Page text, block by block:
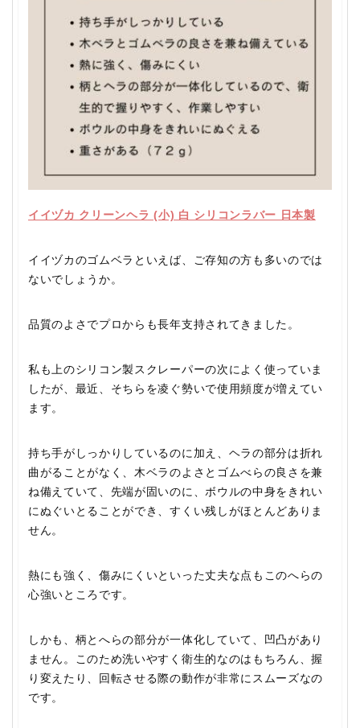
イイヅカ クリーンヘラ (小) 白 シリコンラバー 日本製
イイヅカのゴムベラといえば、ご存知の方も多いのでは
ないでしょうか。
品質のよさでプロからも長年支持されてきました。
私も上のシリコン製スクレーパーの次によく使っていま
したが、最近、そちらを凌ぐ勢いで使用頻度が増えてい
ます。
持ち手がしっかりしているのに加え、ヘラの部分は折れ
曲がることがなく、木ベラのよさとゴムべらの良さを兼
ね備えていて、先端が固いのに、ボウルの中身をきれい
にぬぐいとることができ、すくい残しがほとんどありま
せん。
熱にも強く、傷みにくいといった丈夫な点もこのへらの
心強いところです。
しかも、柄とへらの部分が一体化していて、凹凸があり
ません。このため洗いやすく衛生的なのはもちろん、握
り変えたり、回転させる際の動作が非常にスムーズなの
です。